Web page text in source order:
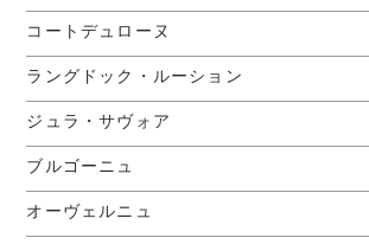
コートデュローヌ
ラングドック・ルーション
ジュラ・サヴォア
ブルゴーニュ
オーヴェルニュ